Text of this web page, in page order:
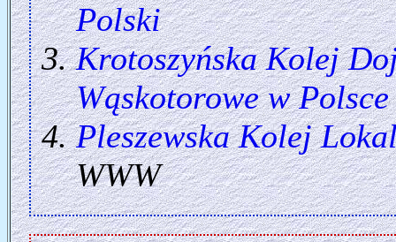
Polski
Krotoszyńska Kolej
Wąskotorowe w Polsce
Pleszewska Kolej
WWW